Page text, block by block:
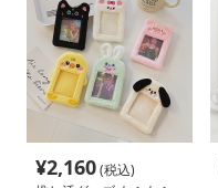
¥2,160(税込)